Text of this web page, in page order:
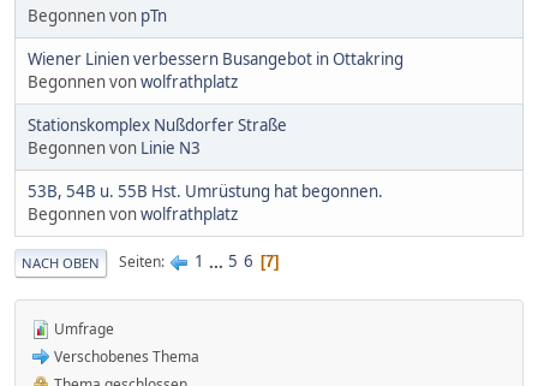
Begonnen von pTn
Wiener Linien verbessern Busangebot in Ottakring
Begonnen vonwolfrathplatz
Stationskomplex Nußdorfer Straße
Begonnen von Linie N3
53B, 54B u. 55B Hst. Umrüstung hat begonnen.
Begonnen vonwolfrathplatz
NACH OBEN Seiten 1 ... 5 6 7
Umfrage
Verschobenes Thema